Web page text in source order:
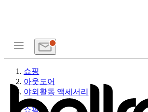
쇼핑
아웃도어
야외활동 액세서리
쇼핑